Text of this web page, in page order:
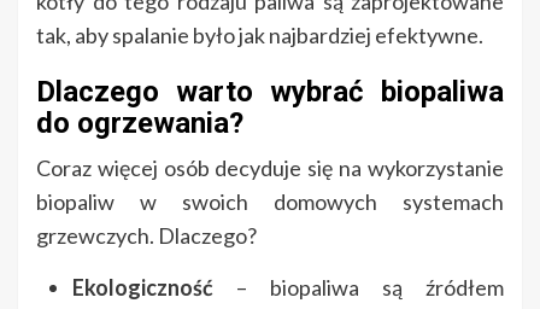
tak, aby spalanie było jak najbardziej efektywne.
Dlaczego warto wybrać biopaliwa
do ogrzewania?
Coraz więcej osób decyduje się na wykorzystanie
biopaliw w swoich domowych systemach
grzewczych. Dlaczego?
Ekologiczność – biopaliwa są źródłem